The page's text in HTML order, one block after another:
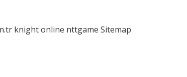
knight online nttgame Sitemap